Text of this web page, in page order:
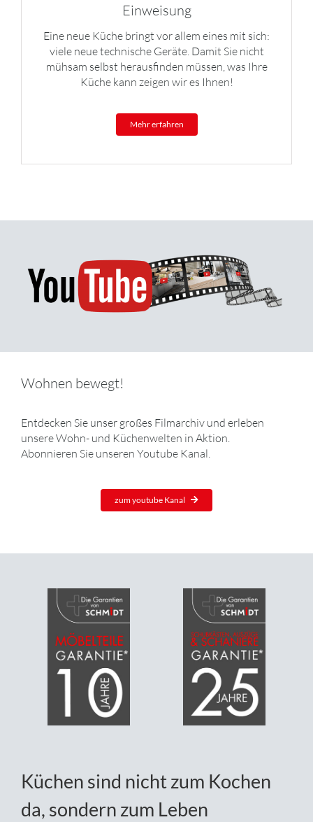
Einweisung
Eine neue Küche bringt vor allem eines mit sich:
viele neue technische Geräte. Damit Sie nicht
mühsam selbst herausfinden müssen, was Ihre
Küche kann zeigen wir es Ihnen!
Mehr erfahren
Wohnen bewegt!
Entdecken Sie unser großes Filmarchiv und erleben
unsere Wohn- und Küchenwelten in Aktion.
Abonnieren Sie unseren Youtube Kanal.
zum youtube Kanal
Küchen sind nicht zum Kochen
da, sondern zum Leben